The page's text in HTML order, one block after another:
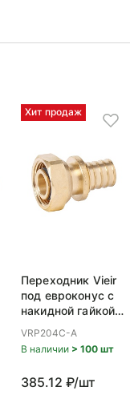
Хит продаж
Переходник Vieir
под евроконус с
накидной гайкой
VRP204C-A
В наличии > 100 шт
385.12 ₽/шт